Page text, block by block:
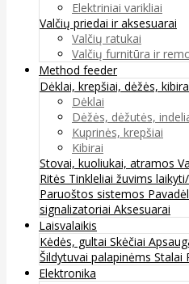
Elektriniai varikliai
Valčių priedai ir aksesuarai
Valčių ratukai
Valčių furnitūra ir
Method feeder
Dėklai, krepšiai, dėžės,
Dėklai
Dėžės, dėžutės,
Kuprinės, krepšiai
Kibirai
Stovai, kuoliukai, atramos
Ritės Tinkleliai žuvims
Paruoštos sistemos
signalizatoriai Aksesuarai
Laisvalaikis
Kėdės, gultai Skėčiai
Šildytuvai palapinėms Stalai
Elektronika